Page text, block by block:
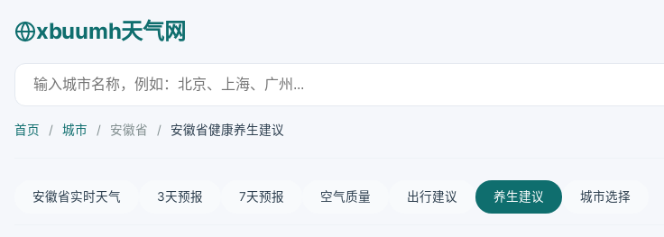
xbuumh天气网
首页 / 城市 / 安徽省 / 安徽省健康养生建议
安徽省实时天气 3天预报 7天预报 空气质量 出行建议 养生建议 城市选择